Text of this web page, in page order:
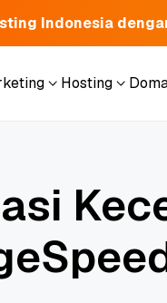
Indonesia
Hosting